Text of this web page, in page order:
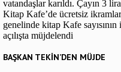
vatandaşlar karıldı. Çayın 3
Kitap Kafe’de ücretsiz
genelinde kitap Kafe
açılışta müjdelendi
BAŞKAN TEKİN’DEN MÜJDE